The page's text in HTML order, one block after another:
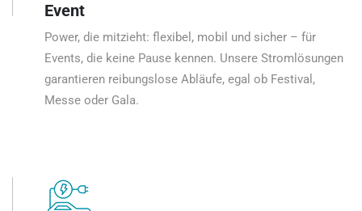
Event
Power, die mitzieht: flexibel, mobil und sicher – für
Events, die keine Pause kennen. Unsere Stromlösungen
garantieren reibungslose Abläufe, egal ob Festival,
Messe oder Gala.